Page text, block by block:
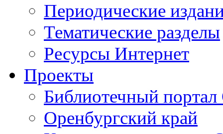
Периодические
Тематические разделы
Ресурсы Интернет
Проекты
Библиотечный портал
Оренбургский край